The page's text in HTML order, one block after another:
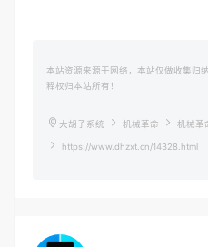
本站资源来源于网络，本站仅做收集归
释权归本站所有！
大胡子系统 机械革命 机械革
https://www.dhzxt.cn/14328.html